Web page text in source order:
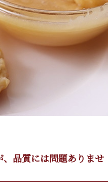
品質には問題ありませ